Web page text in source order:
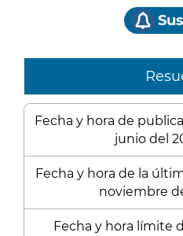
Fecha y hora de
junio del
Fecha y hora de la
noviembre
Fecha y hora límite